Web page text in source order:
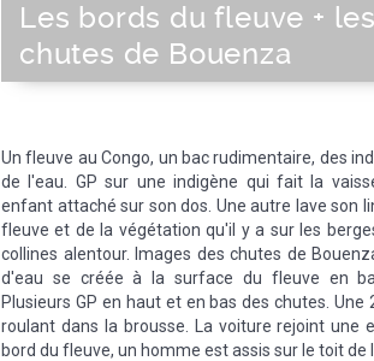
Les bords du fleuve + les
chutes de Bouenza
Un fleuve au Congo, un bac rudimentaire, des
de l'eau. GP sur une indigène qui fait la
enfant attaché sur son dos. Une autre lave son
fleuve et de la végétation qu'il y a sur les
collines alentour. Images des chutes de
d'eau se créée à la surface du fleuve en
Plusieurs GP en haut et en bas des chutes. Une
roulant dans la brousse. La voiture rejoint une
bord du fleuve, un homme est assis sur le toit de